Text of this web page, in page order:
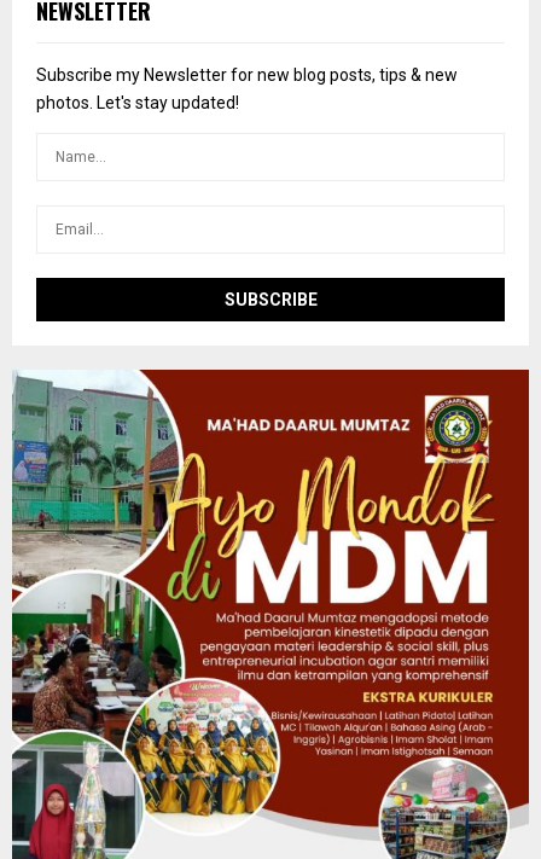
h
o
r
NEWSLETTER
Subscribe my Newsletter for new blog posts, tips & new
photos. Let's stay updated!